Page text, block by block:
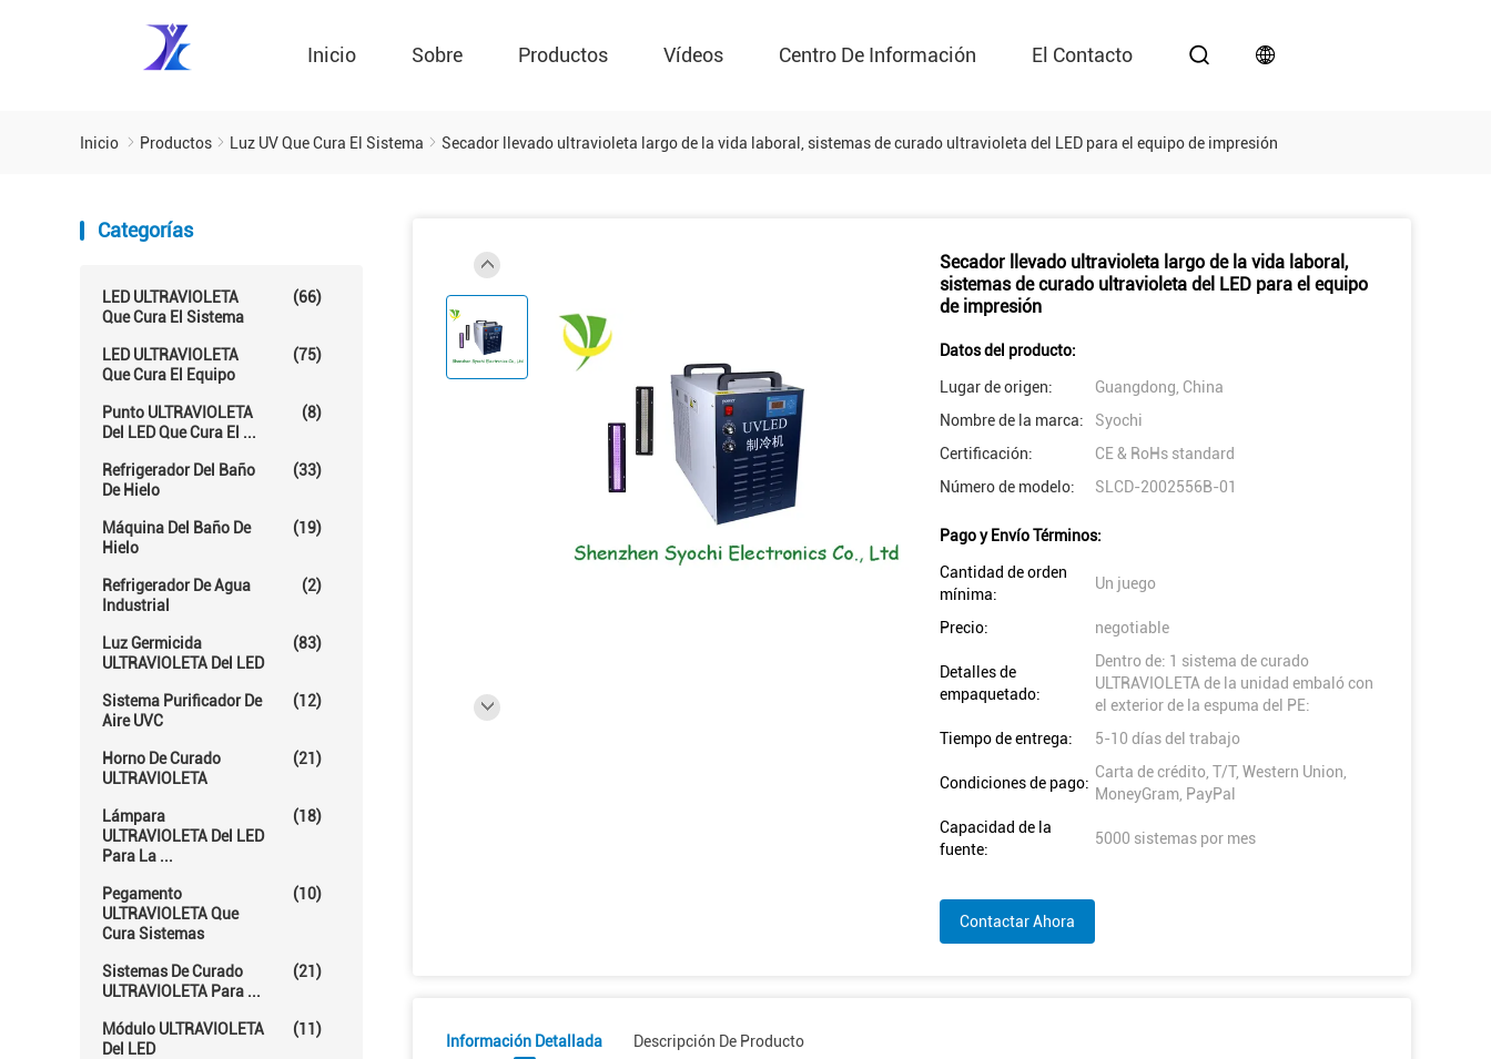
Inicio Sobre Productos Vídeos Centro De Información El Contacto
Inicio Productos Luz UV Que Cura El Sistema Secador llevado ultravioleta largo de la vida laboral, sistemas de curado ultravioleta del LED para el equipo de impresión
Categorías
LED ULTRAVIOLETA
Que Cura El Sistema
(66)
LED ULTRAVIOLETA
Que Cura El Equipo
(75)
Punto ULTRAVIOLETA
Del LED Que Cura El ...
(8)
Refrigerador Del Baño
De Hielo
(33)
Máquina Del Baño De
Hielo
(19)
Refrigerador De Agua
Industrial
(2)
Luz Germicida
ULTRAVIOLETA Del LED
(83)
Sistema Purificador De
Aire UVC
(12)
Horno De Curado
ULTRAVIOLETA
(21)
Lámpara
ULTRAVIOLETA Del LED
Para La ...
(18)
Pegamento
ULTRAVIOLETA Que
Cura Sistemas
(10)
Sistemas De Curado
ULTRAVIOLETA Para ...
(21)
Módulo ULTRAVIOLETA
Del LED
(11)
Secador llevado ultravioleta largo de la vida laboral,
sistemas de curado ultravioleta del LED para el equipo
de impresión
Datos del producto:
Lugar de origen:
Guangdong, China
Nombre de la marca:
Syochi
Certificación:
CE & RoHs standard
Número de modelo:
SLCD-2002556B-01
Pago y Envío Términos:
Cantidad de orden
mínima:
Un juego
Precio: negotiable
Detalles de
empaquetado:
Dentro de: 1 sistema de curado
ULTRAVIOLETA de la unidad embaló con
el exterior de la espuma del PE:
Tiempo de entrega:
5-10 días del trabajo
Condiciones de pago:
Carta de crédito, T/T, Western Union,
MoneyGram, PayPal
Capacidad de la
fuente:
5000 sistemas por mes
Contactar Ahora
Información Detallada Descripción De Producto